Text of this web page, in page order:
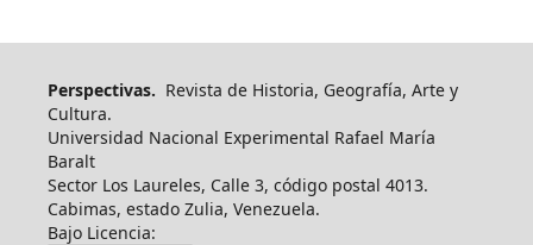
Perspectivas. Revista de Historia, Geografía, Arte y
Cultura.
Universidad Nacional Experimental Rafael María
Baralt
Sector Los Laureles, Calle 3, código postal 4013.
Cabimas, estado Zulia, Venezuela.
Bajo Licencia: